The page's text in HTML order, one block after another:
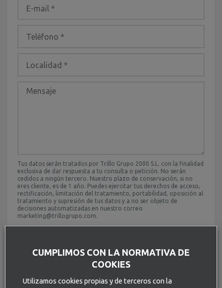
Tus datos serán tratados por Trillo Grupo 2000 S.L. con la finalidad
exclusiva de dar respuesta a tu consulta o petición. No serán
cedidos a ningún tercero. Nuestro plazo de conservación, si no
eres cliente, es de 1 año. Puedes ejercitar tus derechos de acceso,
rectificación, limitación del tratamiento, portabilidad, oposición al
tratamiento y supresión de tus datos y a no ser objeto de
decisiones automatizadas en nuestro correo
marketing@trillogrupo.com.
CUMPLIMOS CON LA NORMATIVA DE
COOKIES
Utilizamos cookies propias y de terceros con la